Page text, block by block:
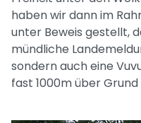
haben wir dann im
unter Beweis gestellt,
mündliche
sondern auch eine
fast 1000m über